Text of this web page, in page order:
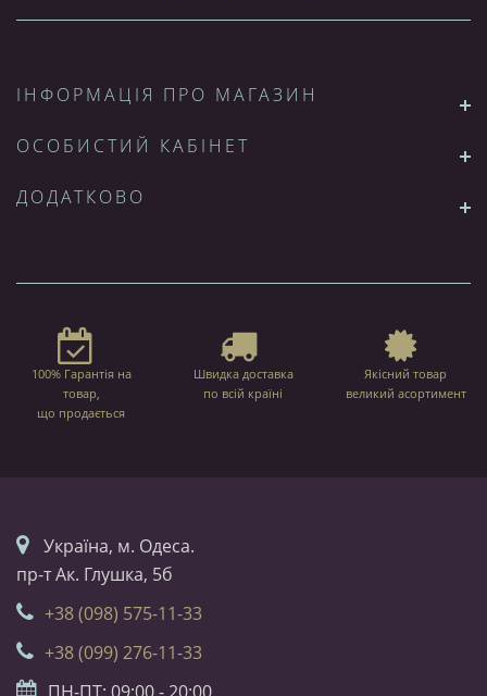
ІНФОРМАЦІЯ ПРО МАГАЗИН
ОСОБИСТИЙ КАБІНЕТ
ДОДАТКОВО
100% Гарантія на
товар,
що продається
Швидка доставка
по всій країні
Якісний товар
великий асортимент
Українa, м. Одеса.
пр-т Ак. Глушка, 5б
+38 (098) 575-11-33
+38 (099) 276-11-33